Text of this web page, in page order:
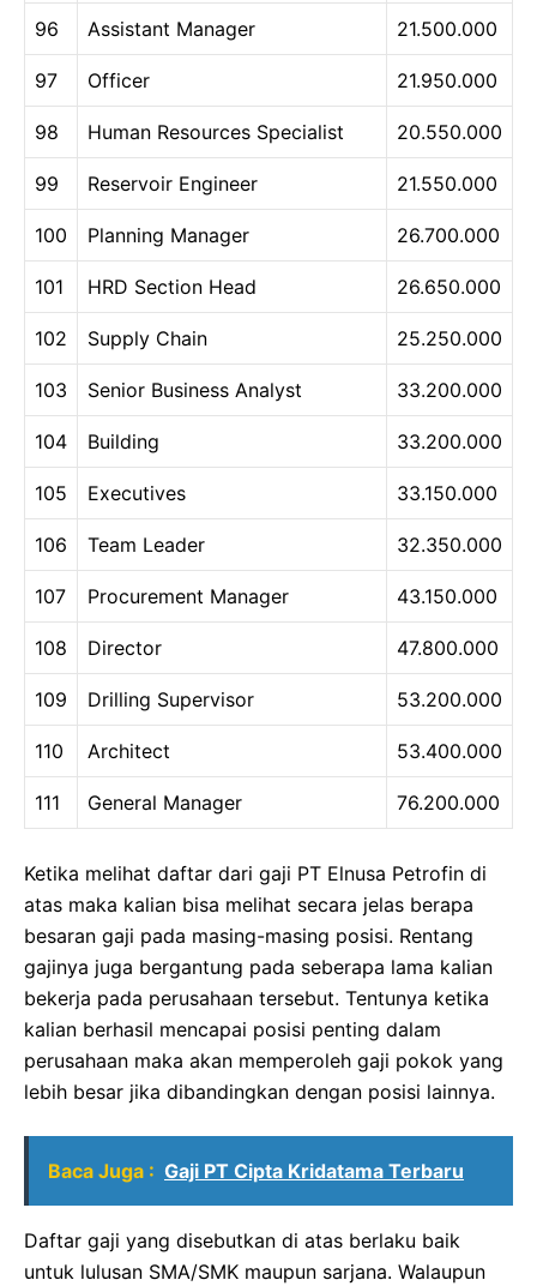
96 Assistant Manager 21.500.000
97 Officer 21.950.000
98 Human Resources Specialist 20.550.000
99 Reservoir Engineer 21.550.000
100 Planning Manager 26.700.000
101 HRD Section Head 26.650.000
102 Supply Chain 25.250.000
103 Senior Business Analyst 33.200.000
104 Building 33.200.000
105 Executives 33.150.000
106 Team Leader 32.350.000
107 Procurement Manager 43.150.000
108 Director 47.800.000
109 Drilling Supervisor 53.200.000
110 Architect 53.400.000
111 General Manager 76.200.000
Ketika melihat daftar dari gaji PT Elnusa Petrofin di
atas maka kalian bisa melihat secara jelas berapa
besaran gaji pada masing-masing posisi. Rentang
gajinya juga bergantung pada seberapa lama kalian
bekerja pada perusahaan tersebut. Tentunya ketika
kalian berhasil mencapai posisi penting dalam
perusahaan maka akan memperoleh gaji pokok yang
lebih besar jika dibandingkan dengan posisi lainnya.
Baca Juga : Gaji PT Cipta Kridatama Terbaru
Daftar gaji yang disebutkan di atas berlaku baik
untuk lulusan SMA/SMK maupun sarjana. Walaupun